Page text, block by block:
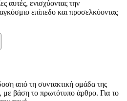
αυτές, ενισχύοντας την
επίπεδο και προσελκύοντας
από τη συντακτική ομάδα της
βάση το πρωτότυπο άρθρο. Για το